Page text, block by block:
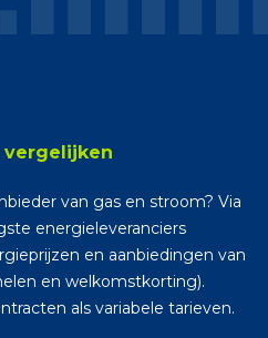
vergelijken
van gas en stroom? Via
energieleveranciers
en aanbiedingen van
en welkomstkorting).
als variabele tarieven.